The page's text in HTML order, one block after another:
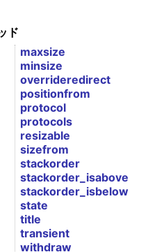
ド
maxsize
minsize
overrideredirect
positionfrom
protocol
protocols
resizable
sizefrom
stackorder
stackorder_isabove
stackorder_isbelow
state
title
transient
withdraw